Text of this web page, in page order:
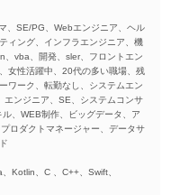
、SE/PG、Webエンジニア、ヘル
ィング、インフラエンジニア、機
vba、開発、sler、フロントエン
女性活躍中、20代の多い職場、残
ワーク、転勤なし、システムエン
エンジニア、SE、システムコンサ
、WEB制作、ビッグデータ、ア
ロダクトマネージャー、データサ
Kotlin、C 、C++、Swift、